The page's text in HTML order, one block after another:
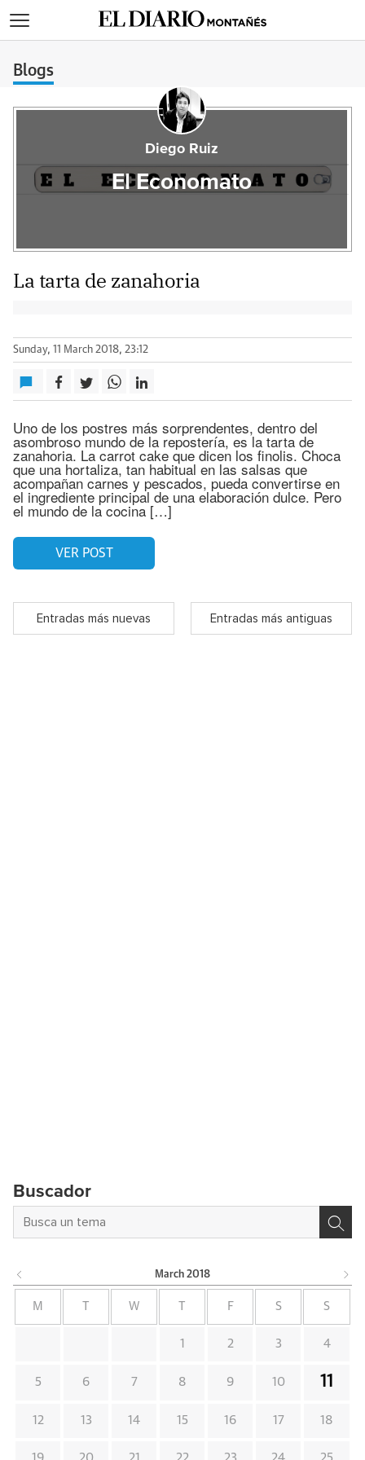
Blogs
Diego Ruiz
El Economato
La tarta de zanahoria
Sunday, 11 March 2018, 23:12
Uno de los postres más sorprendentes, dentro del
asombroso mundo de la repostería, es la tarta de
zanahoria. La carrot cake que dicen los finolis. Choca
que una hortaliza, tan habitual en las salsas que
acompañan carnes y pescados, pueda convertirse en
el ingrediente principal de una elaboración dulce. Pero
el mundo de la cocina […]
VER POST
Entradas más nuevas Entradas más antiguas
Buscador
March 2018
M W F S S
1 2 3 4
5 6 7 8 9 10 11
12 13 14 15 16 17 18